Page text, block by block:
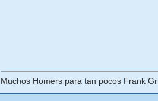
Muchos Homers para tan pocos Frank